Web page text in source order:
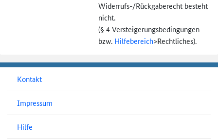
Widerrufs-/Rückgaberecht besteht
nicht.
(§ 4 Versteigerungs­bedingungen
bzw. Hilfebereich>Rechtliches).
Kontakt
Impressum
Hilfe